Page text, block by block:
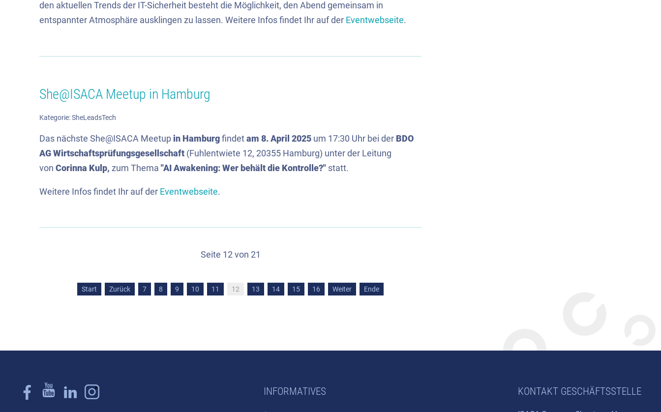
den aktuellen Trends der IT-Sicherheit besteht die Möglichkeit, den Abend gemeinsam in
entspannter Atmosphäre ausklingen zu lassen. Weitere Infos findet Ihr auf der Eventwebseite.
She@ISACA Meetup in Hamburg
Kategorie:SheLeadsTech
Das nächste She@ISACA Meetup in Hamburg findet am 8. April 2025 um 17:30 Uhr bei der BDO
AG Wirtschaftsprüfungsgesellschaft (Fuhlentwiete 12, 20355 Hamburg) unter der Leitung
von Corinna Kulp, zum Thema "AI Awakening: Wer behält die Kontrolle?" statt.
Weitere Infos findet Ihr auf der Eventwebseite.
Seite 12 von 21
Start Zurück 7 8 9 10 11 12 13 14 15 16 Weiter Ende
INFORMATIVES KONTAKT GESCHÄFTSSTELLE